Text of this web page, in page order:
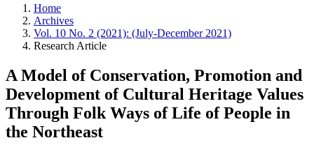
Home
Archives
Vol. 10 No. 2 (2021): (July-December 2021)
Research Article
A Model of Conservation, Promotion and
Development of Cultural Heritage Values
Through Folk Ways of Life of People in
the Northeast